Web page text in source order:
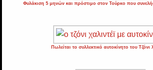
Φυλάκιση 5 μηνών και πρόστιμο στον Τούρκο που
Πωλείται το συλλεκτικό αυτοκίνητο του Τζόνι